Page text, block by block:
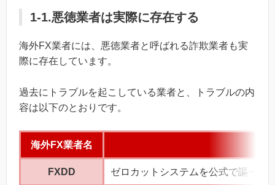
1-1.悪徳業者は実際に存在する
海外FX業者には、悪徳業者と呼ばれる詐欺業者も実
際に存在しています。
過去にトラブルを起こしている業者と、トラブルの内
容は以下のとおりです。
海外FX業者名
FXDD ゼロカットシステムを公式で謳って